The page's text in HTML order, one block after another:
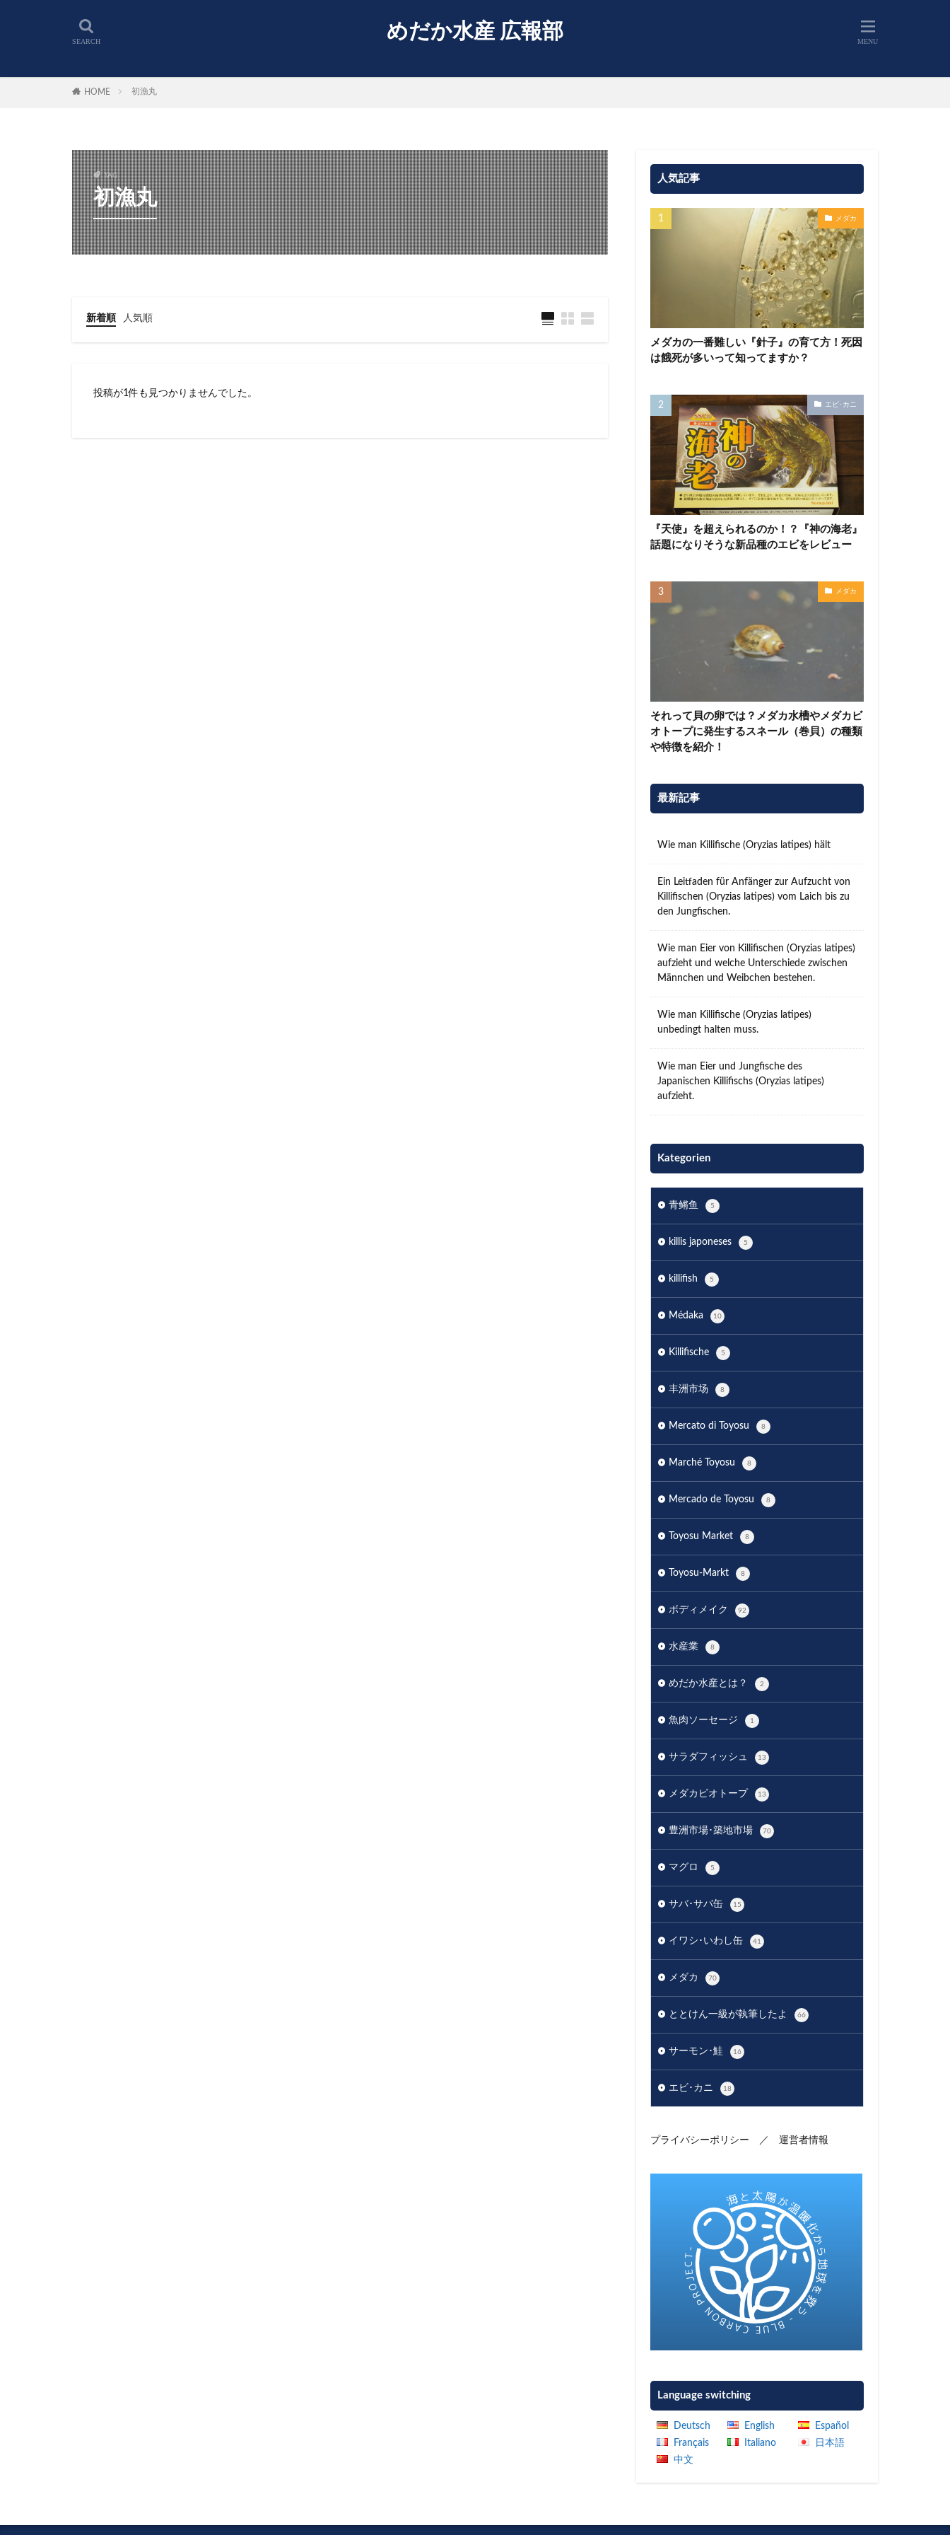
めだか水産 広報部
HOME 初漁丸
TAG
初漁丸
新着順 人気順
投稿が1件も見つかりませんでした。
人気記事
メダカ
メダカの一番難しい『針子』の育て方！死因
は餓死が多いって知ってますか？
エビ･カニ
『天使』を超えられるのか！？『神の海老』
話題になりそうな新品種のエビをレビュー
メダカ
それって貝の卵では？メダカ水槽やメダカビ
オトープに発生するスネール（巻貝）の種類
や特徴を紹介！
最新記事
Wie man Killifische (Oryzias latipes) hält
Ein Leitfaden für Anfänger zur Aufzucht von
Killifischen (Oryzias latipes) vom Laich bis zu
den Jungfischen.
Wie man Eier von Killifischen (Oryzias latipes)
aufzieht und welche Unterschiede zwischen
Männchen und Weibchen bestehen.
Wie man Killifische (Oryzias latipes)
unbedingt halten muss.
Wie man Eier und Jungfische des
Japanischen Killifischs (Oryzias latipes)
aufzieht.
Kategorien
青鳉鱼 5
killis japoneses 5
killifish 5
Médaka 10
Killifische 5
丰洲市场 8
Mercato di Toyosu 8
Marché Toyosu 8
Mercado de Toyosu 8
Toyosu Market 8
Toyosu-Markt 8
ボディメイク 92
水産業 8
めだか水産とは？ 2
魚肉ソーセージ 1
サラダフィッシュ 13
メダカビオトープ 13
豊洲市場･築地市場 70
マグロ 5
サバ･サバ缶 15
イワシ･いわし缶 41
メダカ 70
ととけん一級が執筆したよ 66
サーモン･鮭 16
エビ･カニ 18
プライバシーポリシー ／ 運営者情報
Language switching
Deutsch English
Español
Français
Italiano
日本語
中文